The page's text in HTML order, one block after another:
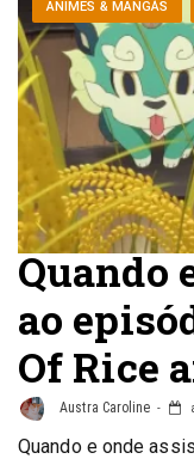
ANIMES & MANGÁS
Quando
ao
Of Rice
Austra Caroline
Quando e onde